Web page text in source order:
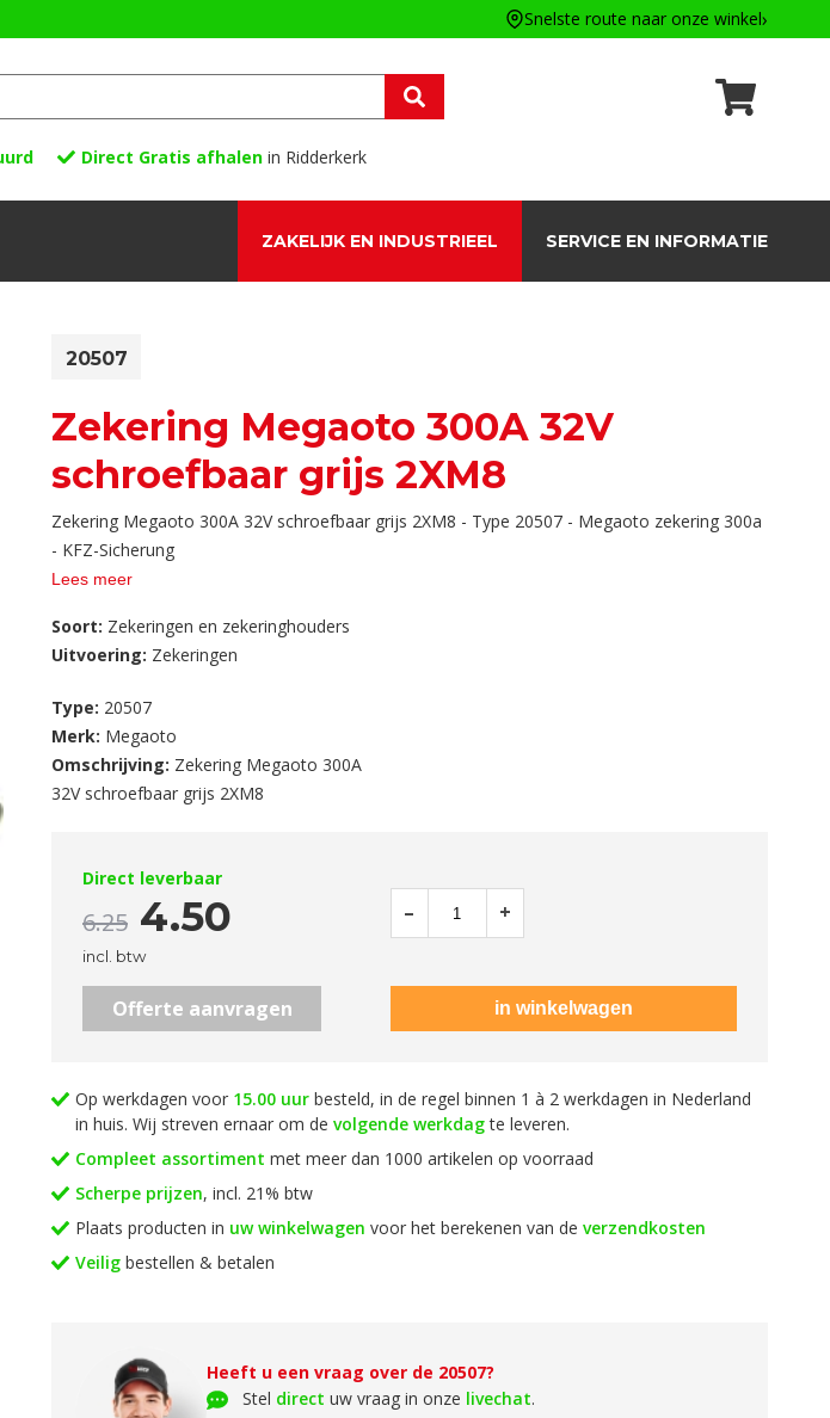
Snelste route naar onze winkel
Direct Gratis afhalen in Ridderkerk
ZAKELIJK EN INDUSTRIEEL SERVICE EN INFORMATIE
20507
Zekering Megaoto 300A 32V
schroefbaar grijs 2XM8
Zekering Megaoto 300A 32V schroefbaar grijs 2XM8 - Type 20507 - Megaoto zekering 300a
- KFZ-Sicherung
Lees meer
Soort: Zekeringen en zekeringhouders
Uitvoering: Zekeringen
Type: 20507
Merk: Megaoto
Omschrijving: Zekering Megaoto 300A
32V schroefbaar grijs 2XM8
Direct leverbaar
6.25 4.50
incl. btw
– +
Offerte aanvragen
Op werkdagen voor 15.00 uur besteld, in de regel binnen 1 à 2 werkdagen in Nederland
in huis. Wij streven ernaar om de volgende werkdagte leveren.
Compleet assortiment met meer dan 1000 artikelen op voorraad
Scherpe prijzen, incl. 21% btw
Plaats producten in uw winkelwagen voor het berekenen van de verzendkosten
Veilig bestellen & betalen
Heeft u een vraag over de 20507?
Stel direct uw vraag in onze livechat.